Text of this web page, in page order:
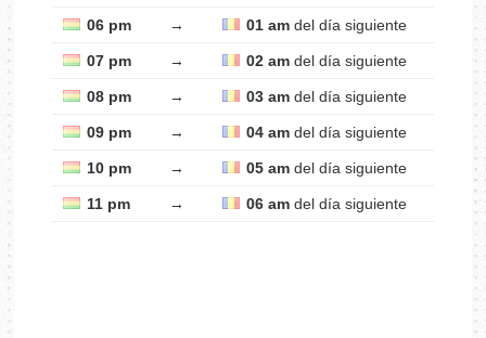
06 pm → 01 am del día siguiente
07 pm → 02 am del día siguiente
08 pm → 03 am del día siguiente
09 pm → 04 am del día siguiente
10 pm → 05 am del día siguiente
11 pm → 06 am del día siguiente